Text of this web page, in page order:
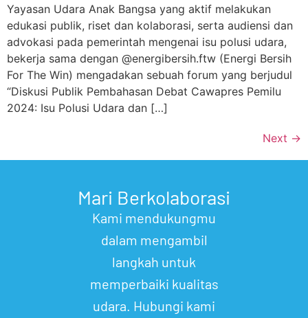
Yayasan Udara Anak Bangsa yang aktif melakukan
edukasi publik, riset dan kolaborasi, serta audiensi dan
advokasi pada pemerintah mengenai isu polusi udara,
bekerja sama dengan @energibersih.ftw (Energi Bersih
For The Win) mengadakan sebuah forum yang berjudul
“Diskusi Publik Pembahasan Debat Cawapres Pemilu
2024: Isu Polusi Udara dan […]
Next →
Mari Berkolaborasi
Kami mendukungmu
dalam mengambil
langkah untuk
memperbaiki kualitas
udara. Hubungi kami